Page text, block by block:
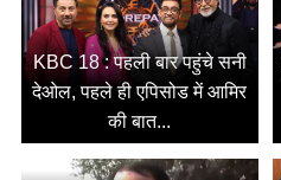
KBC 18 : पहली बार पहुंचे सनी
देओल, पहले ही एपिसोड में आमिर
की बात...